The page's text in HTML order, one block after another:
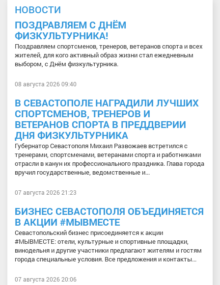
НОВОСТИ
ПОЗДРАВЛЯЕМ С ДНЁМ
ФИЗКУЛЬТУРНИКА!
Поздравляем спортсменов, тренеров, ветеранов спорта и всех
жителей, для кого активный образ жизни стал ежедневным
выбором, с Днём физкультурника.
08 августа 2026 09:40
В СЕВАСТОПОЛЕ НАГРАДИЛИ ЛУЧШИХ
СПОРТСМЕНОВ, ТРЕНЕРОВ И
ВЕТЕРАНОВ СПОРТА В ПРЕДДВЕРИИ
ДНЯ ФИЗКУЛЬТУРНИКА
Губернатор Севастополя Михаил Развожаев встретился с
тренерами, спортсменами, ветеранами спорта и работниками
отрасли в канун их профессионального праздника. Глава города
вручил государственные, ведомственные и...
07 августа 2026 21:23
БИЗНЕС СЕВАСТОПОЛЯ ОБЪЕДИНЯЕТСЯ
В АКЦИИ #МЫВМЕСТЕ
Севастопольский бизнес присоединяется к акции
#МЫВМЕСТЕ: отели, культурные и спортивные площадки,
винодельня и другие участники предлагают жителям и гостям
города специальные условия. Все предложения и контакты...
07 августа 2026 20:06